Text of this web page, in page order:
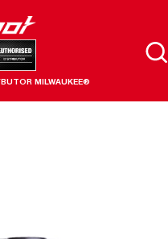
MILWAUKEE®